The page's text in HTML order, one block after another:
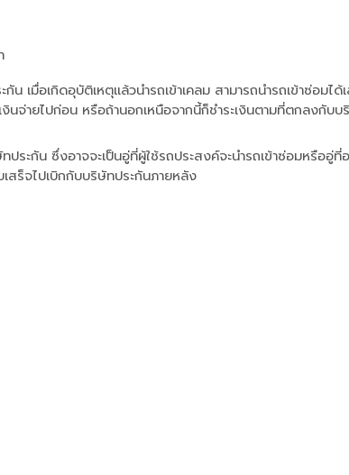
เมื่อเกิดอุบัติเหตุแล้วนำรถเข้าเคลม สามารถนำรถเข้าซ่อมได้
นจ่ายไปก่อน หรือถ้านอกเหนือจากนี้ก็ชำระเงินตามที่ตกลงกับบ
ระกัน ซึ่งอาจจะเป็นอู่ที่ผู้ใช้รถประสงค์จะนำรถเข้าซ่อมหรืออู่ที่
สร็จไปเบิกกับบริษัทประกันภายหลัง